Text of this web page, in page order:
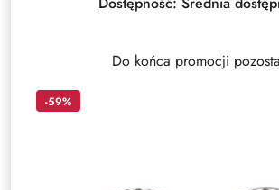
Do końca promocji
-59%